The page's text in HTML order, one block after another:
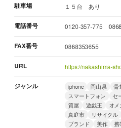
駐車場 １５台 あり
電話番号 0120-357-775
FAX番号 0868353655
URL https://nakashima-
ジャンル iphone 岡山県 骨
スマートフォン
セ
質屋
遊戯王 オ
真庭市
リサイクル
ブランド
美作 携